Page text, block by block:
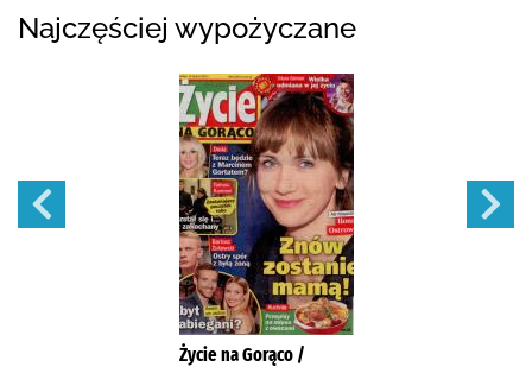
Najczęściej wypożyczane
Życie na Gorąco /